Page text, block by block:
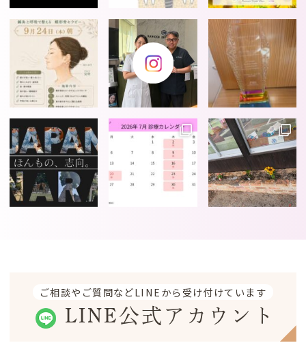
ご相談やご質問などLINEから受け付けています
LINE公式アカウント